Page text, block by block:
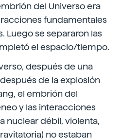
del Universo era
fundamentales
Luego se separaron las
el espacio/tiempo.
después de una
de la explosión
el embrión del
y las interacciones
nuclear débil, violenta,
no estaban